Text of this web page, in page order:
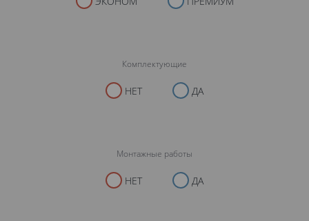
Комплектующие
НЕТ ДА
Монтажные работы
НЕТ ДА